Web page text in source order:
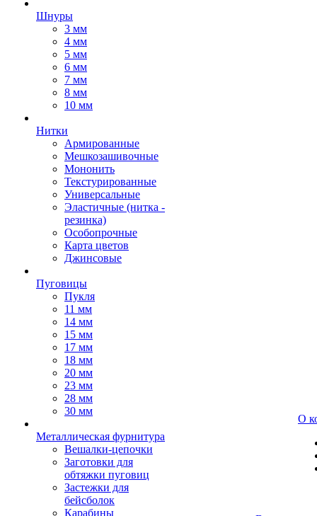
Шнуры
3 мм
4 мм
5 мм
6 мм
7 мм
8 мм
10 мм
Нитки
Армированные
Мешкозашивочные
Мононить
Текстурированные
Универсальные
Эластичные (нитка -
резинка)
Особопрочные
Карта цветов
Джинсовые
Пуговицы
Пукля
11 мм
14 мм
15 мм
17 мм
18 мм
20 мм
23 мм
28 мм
30 мм
Металлическая фурнитура
Вешалки-цепочки
Заготовки для
обтяжки пуговиц
Застежки для
бейсболок
Карабины
О